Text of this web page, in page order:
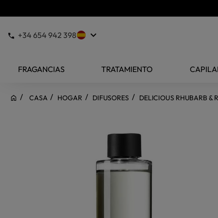
+34 654 942 398 keyboard_arrow_down
FRAGANCIAS TRATAMIENTO
CASA HOGAR DIFUSORES DELICIOUS RHUBARB &